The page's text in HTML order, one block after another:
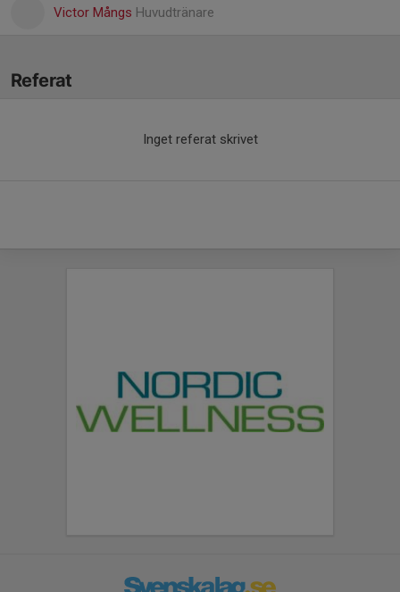
Victor Mångs Huvudtränare
Referat
Inget referat skrivet